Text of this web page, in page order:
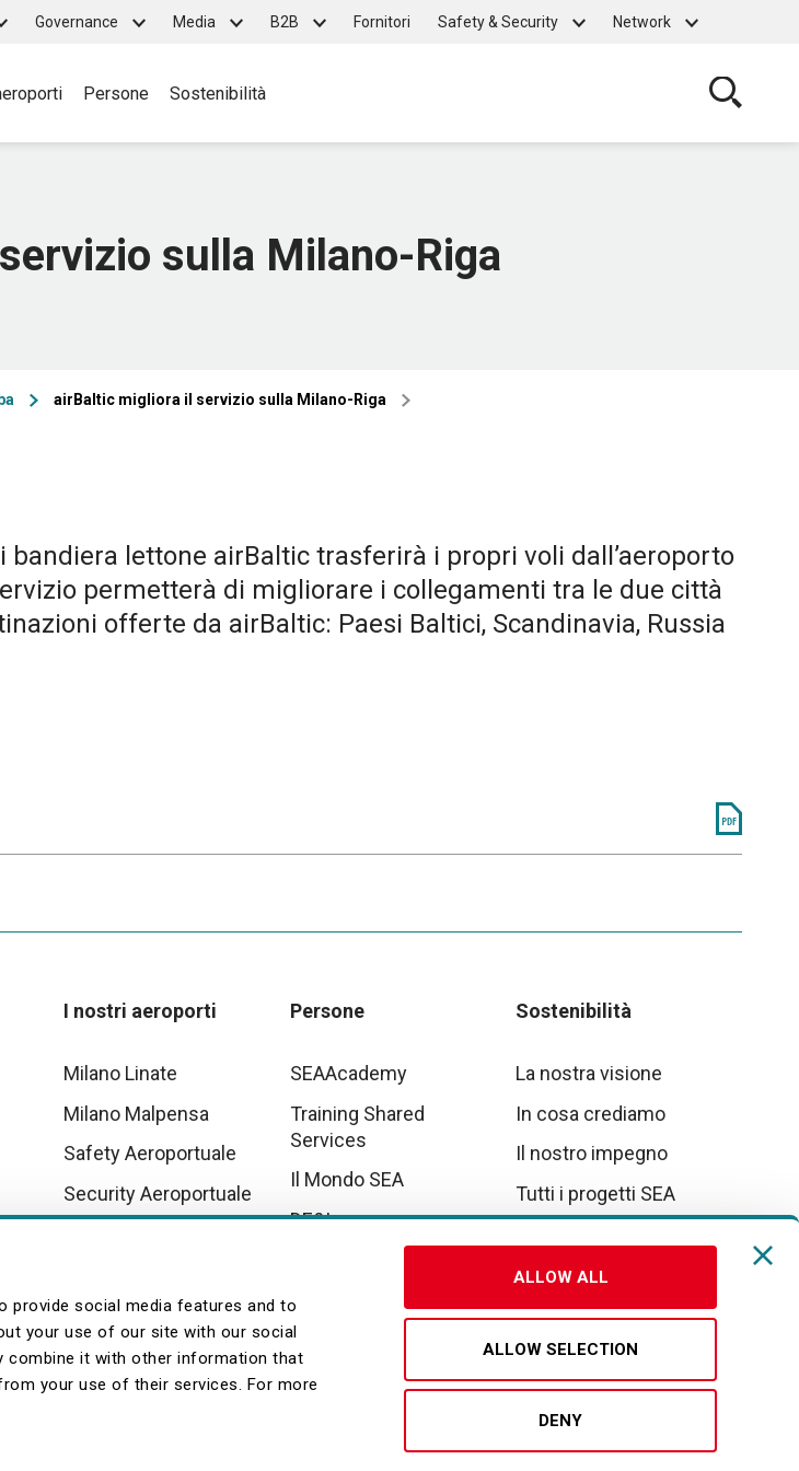
provide social media features and to
your use of our site with our social
combine it with other information that
your use of their services. For more
ALLOW ALL
ALLOW SELECTION
DENY
Governance Media B2B Fornitori Safety & Security Network
Persone Sostenibilità
sulla Milano-Riga
airBaltic migliora il servizio sulla Milano-Riga
bandiera lettone airBaltic trasferirà i propri voli dall’aeroporto
permetterà di migliorare i collegamenti tra le due città
offerte da airBaltic: Paesi Baltici, Scandinavia, Russia
I nostri aeroporti
Milano Linate
Milano Malpensa
Safety Aeroportuale
Security Aeroportuale
Persone
SEAAcademy
Training Shared
Services
Il Mondo SEA
DE&I
Lavora con noi
Sostenibilità
La nostra visione
In cosa crediamo
Il nostro impegno
Tutti i progetti SEA
Socials